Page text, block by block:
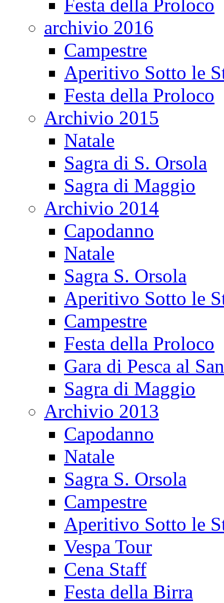
Festa della Proloco
archivio 2016
Campestre
Aperitivo Sotto le
Festa della Proloco
Archivio 2015
Natale
Sagra di S. Orsola
Sagra di Maggio
Archivio 2014
Capodanno
Natale
Sagra S. Orsola
Aperitivo Sotto le
Campestre
Festa della Proloco
Gara di Pesca al
Sagra di Maggio
Archivio 2013
Capodanno
Natale
Sagra S. Orsola
Campestre
Aperitivo Sotto le
Vespa Tour
Cena Staff
Festa della Birra